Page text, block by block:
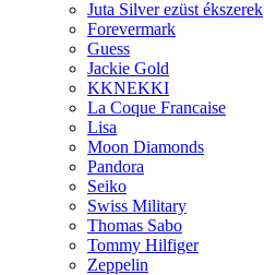
Juta Silver ezüst ékszerek
Forevermark
Guess
Jackie Gold
KKNEKKI
La Coque Francaise
Lisa
Moon Diamonds
Pandora
Seiko
Swiss Military
Thomas Sabo
Tommy Hilfiger
Zeppelin